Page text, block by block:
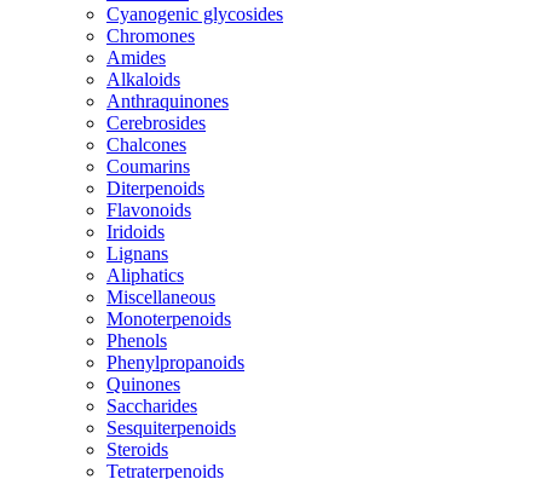
Cyanogenic glycosides
Chromones
Amides
Alkaloids
Anthraquinones
Cerebrosides
Chalcones
Coumarins
Diterpenoids
Flavonoids
Iridoids
Lignans
Aliphatics
Miscellaneous
Monoterpenoids
Phenols
Phenylpropanoids
Quinones
Saccharides
Sesquiterpenoids
Steroids
Tetraterpenoids